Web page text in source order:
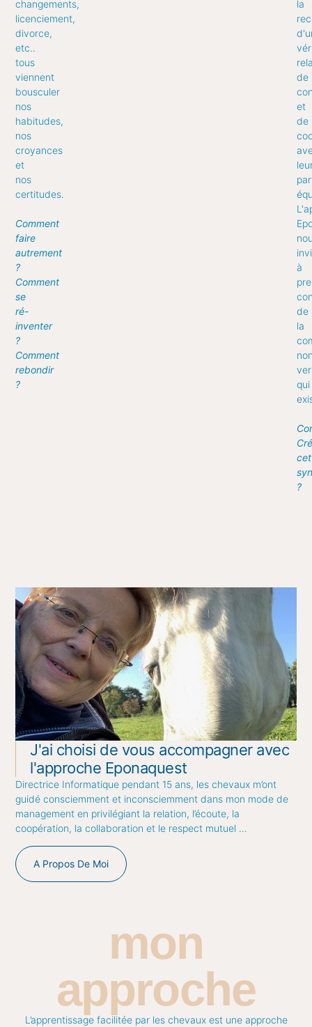
changements,
licenciement,
divorce,
etc..
tous
viennent
bousculer
nos
habitudes,
nos
croyances
et
nos
certitudes.
Comment
faire
autrement
?
Comment
se
ré-
inventer
?
Comment
rebondir
?
la
de
et
de
à
de
la
qui
?
J'ai choisi de vous accompagner avec
l'approche Eponaquest
Directrice Informatique pendant 15 ans, les chevaux m’ont
guidé consciemment et inconsciemment dans mon mode de
management en privilégiant la relation, l’écoute, la
coopération, la collaboration et le respect mutuel …
A Propos De Moi
mon
approche
L’apprentissage facilitée par les chevaux est une approche